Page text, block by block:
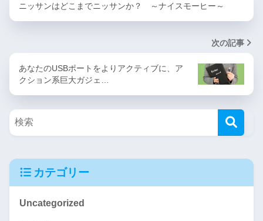
ニッサンはどこまでニッサンか？ ～ナイスモーヒー～
次の記事
あなたのUSBポートをよりアクティブに、ア
クション系巨大ガジェ…
カテゴリー
Uncategorized